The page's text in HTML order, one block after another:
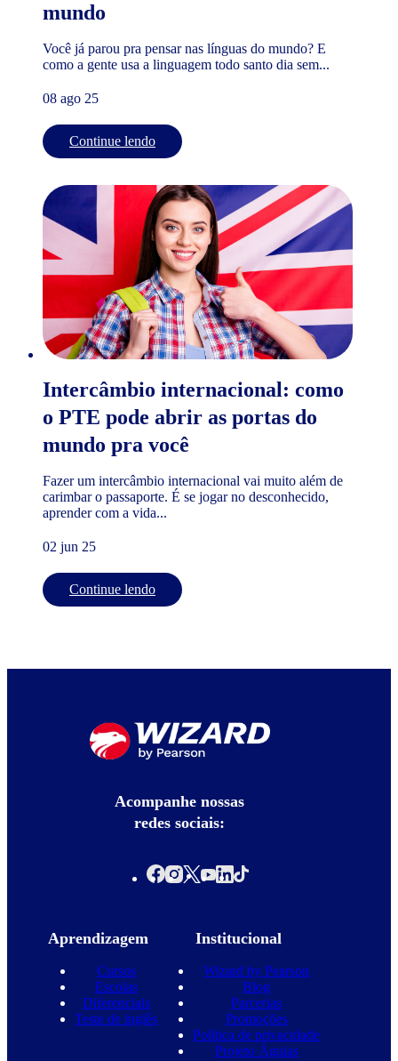
mundo
Você já parou pra pensar nas línguas do mundo? E
como a gente usa a linguagem todo santo dia sem...
08 ago 25
Continue lendo
Intercâmbio internacional: como
o PTE pode abrir as portas do
mundo pra você
Fazer um intercâmbio internacional vai muito além de
carimbar o passaporte. É se jogar no desconhecido,
aprender com a vida...
02 jun 25
Continue lendo
Acompanhe nossas
redes sociais:
Aprendizagem
Cursos
Escolas
Diferenciais
Teste de inglês
Institucional
Wizard by Pearson
Blog
Parcerias
Promoções
Política de privacidade
Projeto Águias